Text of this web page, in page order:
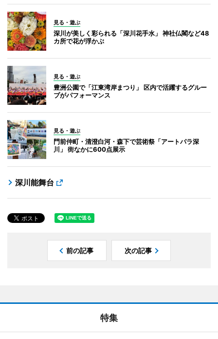
見る・遊ぶ
深川が美しく彩られる「深川花手水」 神社仏閣など48
カ所で花が浮かぶ
見る・遊ぶ
豊洲公園で「江東湾岸まつり」 区内で活躍するグルー
プがパフォーマンス
見る・遊ぶ
門前仲町・清澄白河・森下で芸術祭「アートパラ深
川」 街なかに600点展示
深川能舞台
前の記事 次の記事
特集